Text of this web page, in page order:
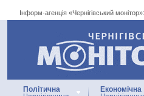
Інформ-агенція «Чернігівський монітор»:
Інформ-агенція
«Чернігівський
Політична
Економічна